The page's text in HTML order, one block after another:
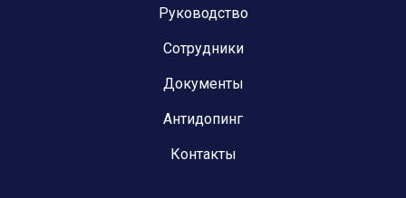
Руководство
Сотрудники
Документы
Антидопинг
Контакты